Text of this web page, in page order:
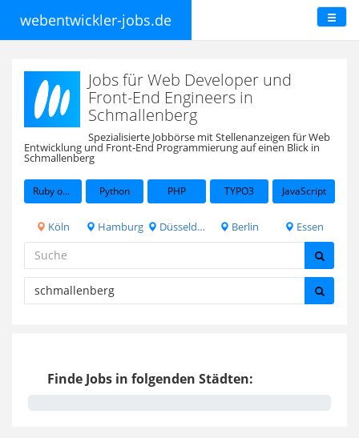
webentwickler-jobs.de
Jobs für Web Developer und
Front-End Engineers in
Schmallenberg
Spezialisierte Jobbörse mit Stellenanzeigen für Web
Entwicklung und Front-End Programmierung auf einen Blick in
Schmallenberg
Ruby on Rails Python PHP TYPO3 JavaScript
Köln Hamburg Düsseldorf Berlin Essen
Finde Jobs in folgenden Städten: